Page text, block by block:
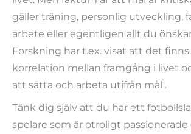
gäller träning, personlig utveckling,
arbete eller egentligen allt du
Forskning har t.ex. visat att det
korrelation mellan framgång i livet
att sätta och arbeta utifrån mål1.
Tänk dig själv att du har ett
spelare som är otroligt